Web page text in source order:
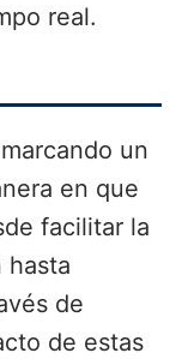
real.
un
en que
facilitar la
hasta
de
de estas